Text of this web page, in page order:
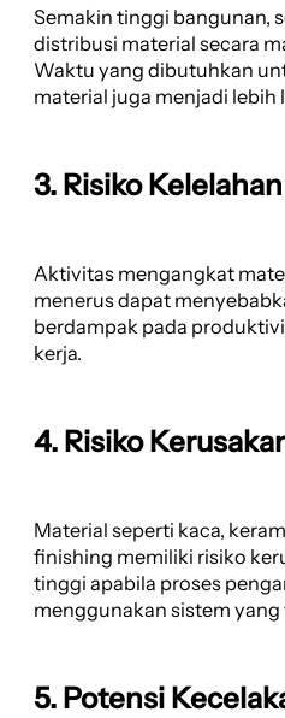
Semakin tinggi bangunan,
distribusi material secara
Waktu yang dibutuhkan
material juga menjadi lebih
3. Risiko
Aktivitas mengangkat
menerus dapat
berdampak pada
kerja.
4. Risiko
Material seperti kaca,
finishing memiliki risiko
tinggi apabila proses
menggunakan sistem yang
5. Potensi